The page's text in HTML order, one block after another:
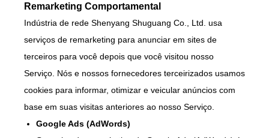
Remarketing Comportamental
Indústria de rede Shenyang Shuguang Co., Ltd. usa
serviços de remarketing para anunciar em sites de
terceiros para você depois que você visitou nosso
Serviço. Nós e nossos fornecedores terceirizados usamos
cookies para informar, otimizar e veicular anúncios com
base em suas visitas anteriores ao nosso Serviço.
Google Ads (AdWords)